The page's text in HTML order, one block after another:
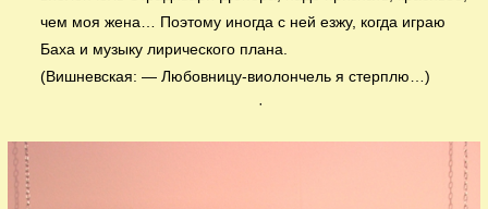
чем моя жена… Поэтому иногда с ней езжу, когда играю
Баха и музыку лирического плана.
(Вишневская: — Любовницу-виолончель я стерплю…)
·